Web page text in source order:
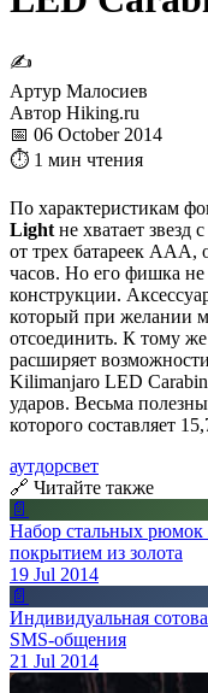
✍
Артур Малосиев
Автор Hiking.ru
📅 06 October 2014
⏱ 1 мин чтения
По характеристикам
Light не хватает звезд
от трех батареек ААА,
часов. Но его фишка не
конструкции.
который при желании
отсоединить. К тому
расширяет
Kilimanjaro LED
ударов. Весьма
которого составляет
аутдорсвет
🔗 Читайте также
📄
Набор стальных рюмок
покрытием из золота
19 Jul 2014
📄
Индивидуальная
SMS-общения
21 Jul 2014